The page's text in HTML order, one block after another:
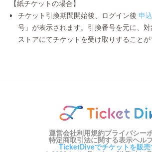
【紙チケットの場合】
チケット引換期間開始後、ログイン後 申
号」が表示されます。引換番号を元に、
ストアにてチケットを受け取りすること
運営会社利用規約プライバシー
特定商取引法に関する表示ヘル
TicketDiveでチケットを販売